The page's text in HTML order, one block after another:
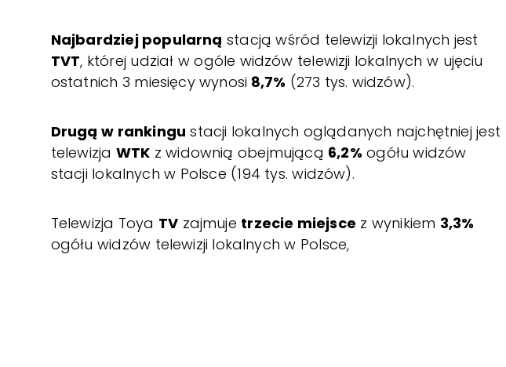
Najbardziej popularną stacją wśród telewizji lokalnych jest
TVT, której udział w ogóle widzów telewizji lokalnych w ujęciu
ostatnich 3 miesięcy wynosi 8,7% (273 tys. widzów).
Drugą w rankingu stacji lokalnych oglądanych najchętniej jest
telewizja WTK z widownią obejmującą 6,2% ogółu widzów
stacji lokalnych w Polsce (194 tys. widzów).
Telewizja Toya TV zajmuje trzecie miejsce z wynikiem 3,3%
ogółu widzów telewizji lokalnych w Polsce,